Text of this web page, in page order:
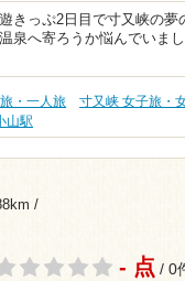
きっぷ2日目で寸又峡の
泉へ寄ろうか悩んでいま
・一人旅 寸又峡 女子旅・
山駅
/
- 点 / 0